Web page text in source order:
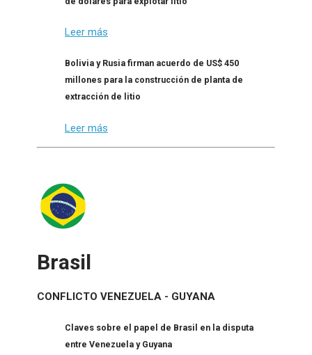
Leer más
Bolivia y Rusia firman acuerdo de US$ 450
millones para la construcción de planta de
extracción de litio
Leer más
Brasil
CONFLICTO VENEZUELA - GUYANA
Claves sobre el papel de Brasil en la disputa
entre Venezuela y Guyana